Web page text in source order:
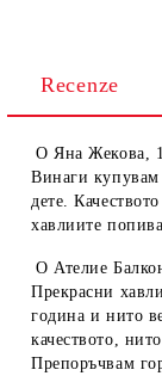
Recenze
OЯна Жекова,
Винаги
дете.
хавлиите
OАтелие
Прекрасни
година и нито
качеството,
Препоръчвам